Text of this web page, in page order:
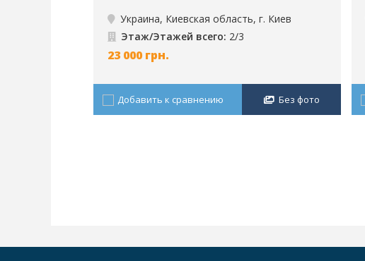
Украина, Киевская область, г. Киев
Этаж/Этажей всего: 2/3
23 000 грн.
Добавить к сравнению Без фото